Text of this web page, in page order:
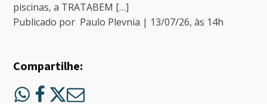
piscinas, a TRATABEM […]
Publicado por Paulo Plevnia | 13/07/26, às 14h
Compartilhe: